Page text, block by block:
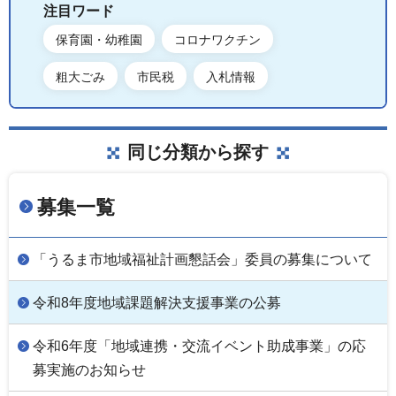
注目ワード
保育園・幼稚園 コロナワクチン
粗大ごみ 市民税 入札情報
同じ分類から探す
募集一覧
「うるま市地域福祉計画懇話会」委員の募集について
令和8年度地域課題解決支援事業の公募
令和6年度「地域連携・交流イベント助成事業」の応
募実施のお知らせ